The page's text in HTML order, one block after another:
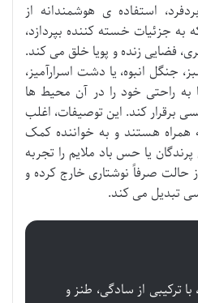
استفاده ی هوشمندانه از
جزئیات خسته کننده بپردازد،
فضایی زنده و پویا خلق می کند.
جنگل انبوه، یا دشت اسرارآمیز،
به راحتی خود را در آن محیط ها
برقرار کند. این توصیفات، اغلب
همراه هستند و به خواننده کمک
یا حس باد ملایم را تجربه
حالت صرفاً نوشتاری خارج کرده و
تبدیل می کند.
ترکیبی از سادگی، طنز و